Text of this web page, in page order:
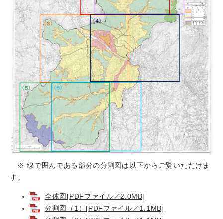
※ 線で囲んである部分の分割図は以下からご覧いただけま
す。
全体図[PDFファイル／2.0MB]
分割図（1）[PDFファイル／1.1MB]